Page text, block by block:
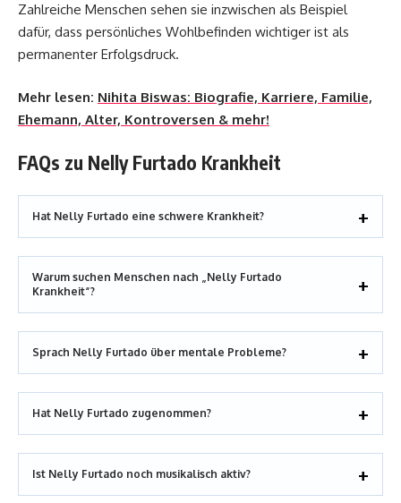
Zahlreiche Menschen sehen sie inzwischen als Beispiel
dafür, dass persönliches Wohlbefinden wichtiger ist als
permanenter Erfolgsdruck.
Mehr lesen: Nihita Biswas: Biografie, Karriere, Familie,
Ehemann, Alter, Kontroversen & mehr!
FAQs zu Nelly Furtado Krankheit
Hat Nelly Furtado eine schwere Krankheit?
Warum suchen Menschen nach „Nelly Furtado
Krankheit“?
Sprach Nelly Furtado über mentale Probleme?
Hat Nelly Furtado zugenommen?
Ist Nelly Furtado noch musikalisch aktiv?